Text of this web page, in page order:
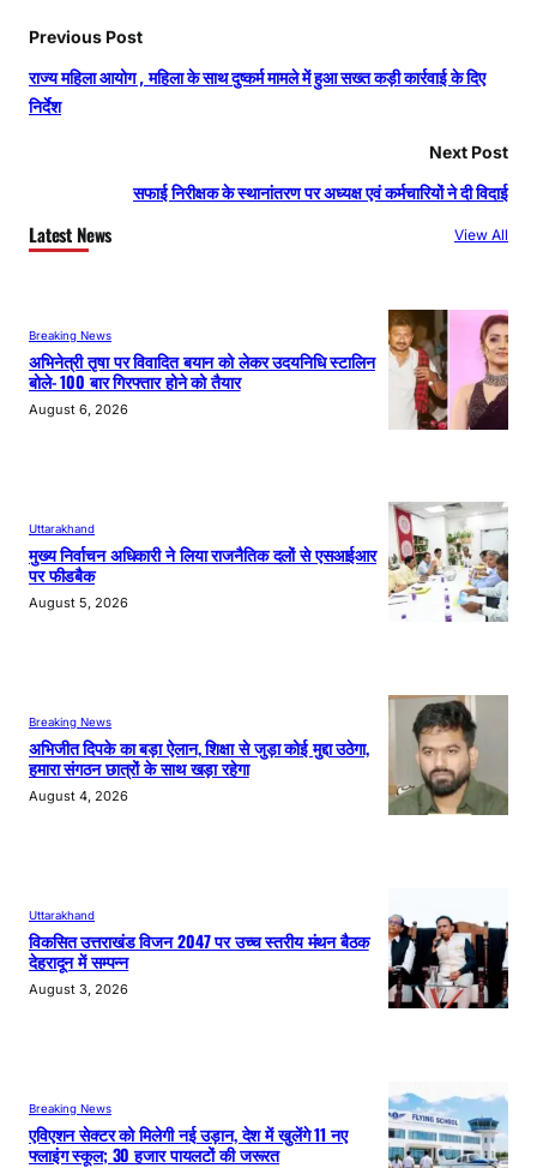
Previous Post
राज्य महिला आयोग , महिला के साथ दुष्कर्म मामले में हुआ सख्त कड़ी कार्रवाई के दिए
निर्देश
Next Post
सफाई निरीक्षक के स्थानांतरण पर अध्यक्ष एवं कर्मचारियों ने दी विदाई
Latest News View All
Breaking News
अभिनेत्री तृषा पर विवादित बयान को लेकर उदयनिधि स्टालिन
बोले- 100 बार गिरफ्तार होने को तैयार
August 6, 2026
Uttarakhand
मुख्य निर्वाचन अधिकारी ने लिया राजनैतिक दलों से एसआईआर
पर फीडबैक
August 5, 2026
Breaking News
अभिजीत दिपके का बड़ा ऐलान, शिक्षा से जुड़ा कोई मुद्दा उठेगा,
हमारा संगठन छात्रों के साथ खड़ा रहेगा
August 4, 2026
Uttarakhand
विकसित उत्तराखंड विजन 2047 पर उच्च स्तरीय मंथन बैठक
देहरादून में सम्पन्न
August 3, 2026
Breaking News
एविएशन सेक्टर को मिलेगी नई उड़ान, देश में खुलेंगे 11 नए
फ्लाइंग स्कूल; 30 हजार पायलटों की जरूरत